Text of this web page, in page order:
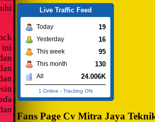
ini
Live Traffic Feed
Today 19
Yesterday 16
This week 95
This month 130
All 24.006K
1 Online -Tracking ON
Fans Page Cv Mitra Jaya